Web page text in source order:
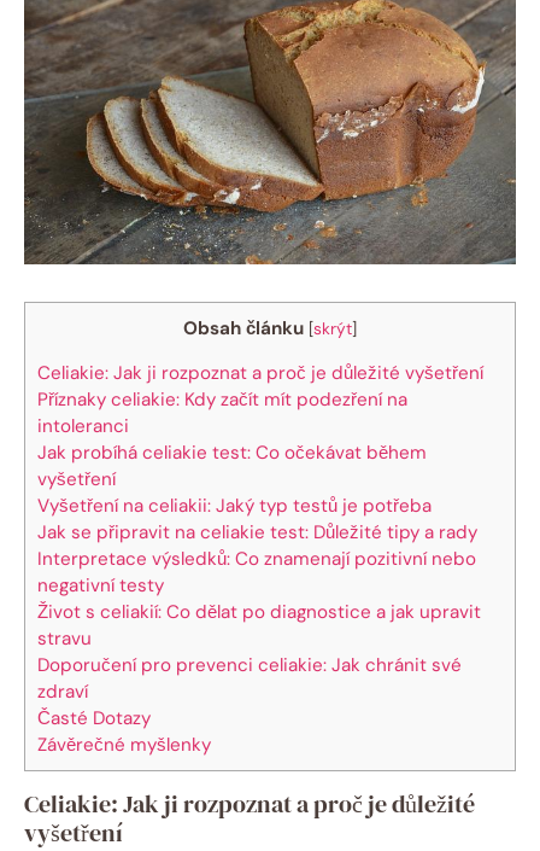
Obsah článku [skrýt]
Celiakie: Jak ji​ rozpoznat a proč⁣ je důležité vyšetření
Příznaky celiakie: ⁢Kdy začít mít podezření na⁣
intoleranci
Jak probíhá celiakie test:⁤ Co očekávat během
vyšetření
Vyšetření na celiakii: Jaký typ testů ‌je potřeba
Jak⁢ se připravit‍ na​ celiakie ​test: Důležité tipy a rady
Interpretace výsledků: Co znamenají pozitivní nebo
negativní testy
Život s‌ celiakií: Co dělat po diagnostice a jak upravit
stravu
Doporučení pro prevenci celiakie: Jak chránit své‍
zdraví
Časté ​Dotazy
Závěrečné myšlenky
Celiakie: Jak ji​ rozpoznat a proč⁣ je důležité
vyšetření